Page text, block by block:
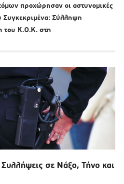
προχώρησαν οι αστυνομικές
Σύλληψη
του Κ.Ο.Κ. στη
σε Νάξο, Τήνο και